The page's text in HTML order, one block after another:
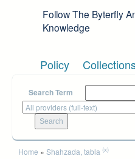
Follow The Byterfly
Knowledge
Policy
Search Term
You are here
Home » Shahzada, tabla (x)